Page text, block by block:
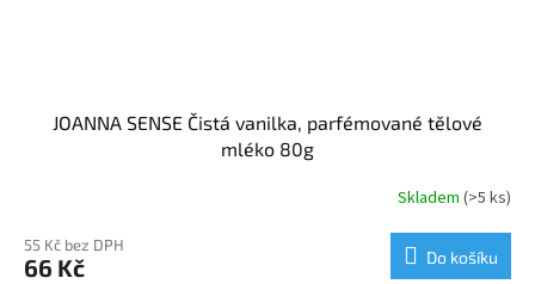
JOANNA SENSE Čistá vanilka, parfémované tělové
mléko 80g
Skladem (>5 ks)
55 Kč bez DPH
66 Kč Do košíku